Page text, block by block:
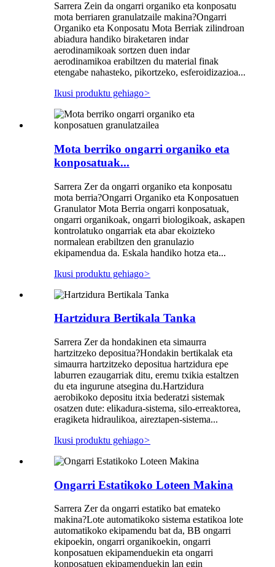
Sarrera Zein da ongarri organiko eta konposatu
mota berriaren granulatzaile makina?Ongarri
Organiko eta Konposatu Mota Berriak zilindroan
abiadura handiko biraketaren indar
aerodinamikoak sortzen duen indar
aerodinamikoa erabiltzen du material finak
etengabe nahasteko, pikortzeko, esferoidizazioa...
Ikusi produktu gehiago>
Mota berriko ongarri organiko eta
konposatuak...
Sarrera Zer da ongarri organiko eta konposatu
mota berria?Ongarri Organiko eta Konposatuen
Granulator Mota Berria ongarri konposatuak,
ongarri organikoak, ongarri biologikoak, askapen
kontrolatuko ongarriak eta abar ekoizteko
normalean erabiltzen den granulazio
ekipamendua da. Eskala handiko hotza eta...
Ikusi produktu gehiago>
Hartzidura Bertikala Tanka
Sarrera Zer da hondakinen eta simaurra
hartzitzeko depositua?Hondakin bertikalak eta
simaurra hartzitzeko depositua hartzidura epe
laburren ezaugarriak ditu, eremu txikia estaltzen
du eta ingurune atsegina du.Hartzidura
aerobikoko depositu itxia bederatzi sistemak
osatzen dute: elikadura-sistema, silo-erreaktorea,
eragiketa hidraulikoa, aireztapen-sistema...
Ikusi produktu gehiago>
Ongarri Estatikoko Loteen Makina
Sarrera Zer da ongarri estatiko bat emateko
makina?Lote automatikoko sistema estatikoa lote
automatikoko ekipamendu bat da, BB ongarri
ekipoekin, ongarri organikoekin, ongarri
konposatuen ekipamenduekin eta ongarri
konposatuen ekipamenduekin lan egin